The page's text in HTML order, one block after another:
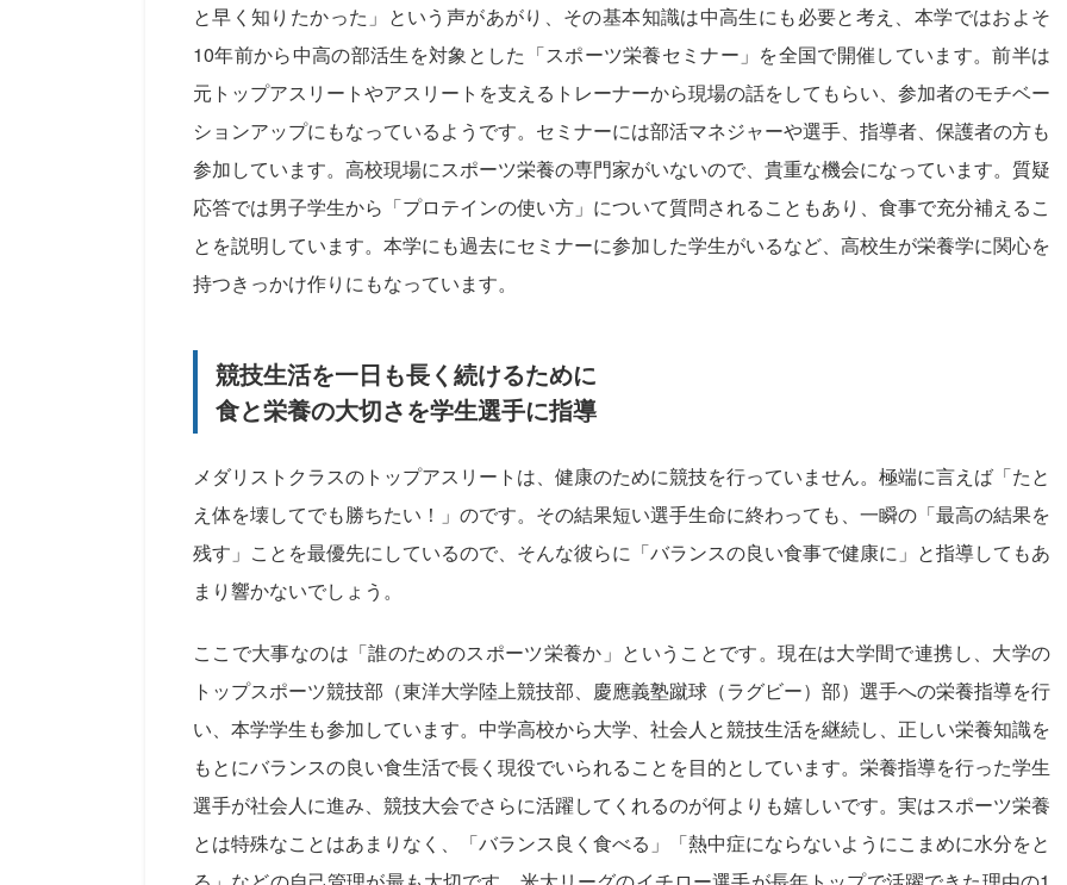
と早く知りたかった」という声があがり、その基本知識は中高生にも必要と考え、本学ではおよそ
10年前から中高の部活生を対象とした「スポーツ栄養セミナー」を全国で開催しています。前半は
元トップアスリートやアスリートを支えるトレーナーから現場の話をしてもらい、参加者のモチベー
ションアップにもなっているようです。セミナーには部活マネジャーや選手、指導者、保護者の方も
参加しています。高校現場にスポーツ栄養の専門家がいないので、貴重な機会になっています。質疑
応答では男子学生から「プロテインの使い方」について質問されることもあり、食事で充分補えるこ
とを説明しています。本学にも過去にセミナーに参加した学生がいるなど、高校生が栄養学に関心を
持つきっかけ作りにもなっています。
競技生活を一日も長く続けるために
食と栄養の大切さを学生選手に指導
メダリストクラスのトップアスリートは、健康のために競技を行っていません。極端に言えば「たと
え体を壊してでも勝ちたい！」のです。その結果短い選手生命に終わっても、一瞬の「最高の結果を
残す」ことを最優先にしているので、そんな彼らに「バランスの良い食事で健康に」と指導してもあ
まり響かないでしょう。
ここで大事なのは「誰のためのスポーツ栄養か」ということです。現在は大学間で連携し、大学の
トップスポーツ競技部（東洋大学陸上競技部、慶應義塾蹴球（ラグビー）部）選手への栄養指導を行
い、本学学生も参加しています。中学高校から大学、社会人と競技生活を継続し、正しい栄養知識を
もとにバランスの良い食生活で長く現役でいられることを目的としています。栄養指導を行った学生
選手が社会人に進み、競技大会でさらに活躍してくれるのが何よりも嬉しいです。実はスポーツ栄養
とは特殊なことはあまりなく、「バランス良く食べる」「熱中症にならないようにこまめに水分をと